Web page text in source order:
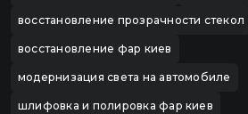
восстановление прозрачности стекол
восстановление фар киев
модернизация света на автомобиле
шлифовка и полировка фар киев